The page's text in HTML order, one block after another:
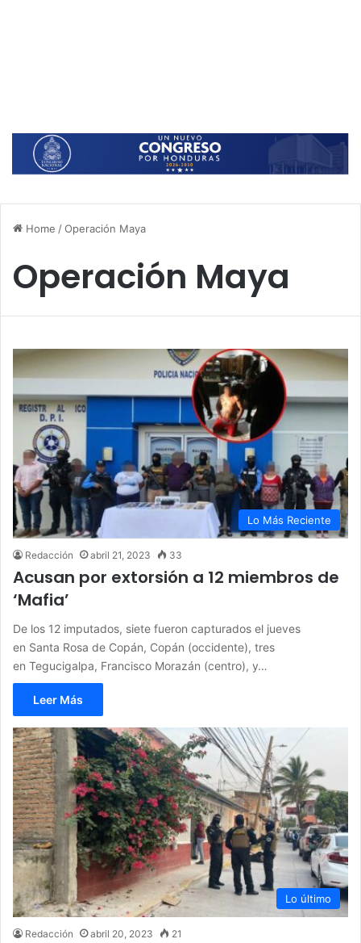
Home /Operación Maya
Operación Maya
Lo Más Reciente
Redacción abril 21, 2023 33
Acusan por extorsión a 12 miembros de
‘Mafia’
De los 12 imputados, siete fueron capturados el jueves
en Santa Rosa de Copán, Copán (occidente), tres
en Tegucigalpa, Francisco Morazán (centro), y…
Leer Más
Lo último
Redacción abril 20, 2023 21